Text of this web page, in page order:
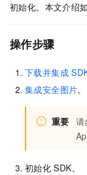
初始化。本文介绍
操作步骤
下载并集成
集成安全图片。
重要 请
初始化 SDK。